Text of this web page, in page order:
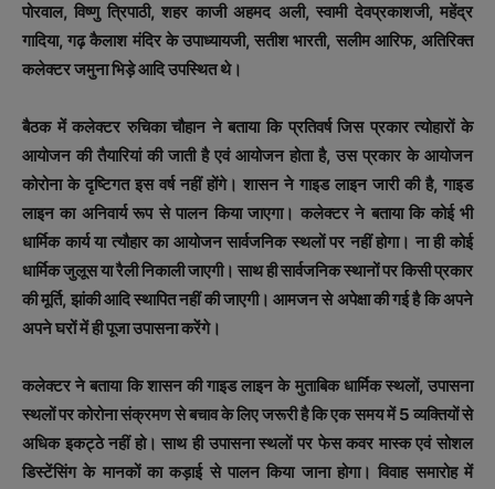
पोरवाल, विष्णु त्रिपाठी, शहर काजी अहमद अली, स्वामी देवप्रकाशजी, महेंद्र
गादिया, गढ़ कैलाश मंदिर के उपाध्यायजी, सतीश भारती, सलीम आरिफ, अतिरिक्त
कलेक्टर जमुना भिड़े आदि उपस्थित थे।
बैठक में कलेक्टर रुचिका चौहान ने बताया कि प्रतिवर्ष जिस प्रकार त्योहारों के
आयोजन की तैयारियां की जाती है एवं आयोजन होता है, उस प्रकार के आयोजन
कोरोना के दृष्टिगत इस वर्ष नहीं होंगे। शासन ने गाइड लाइन जारी की है, गाइड
लाइन का अनिवार्य रूप से पालन किया जाएगा। कलेक्टर ने बताया कि कोई भी
धार्मिक कार्य या त्यौहार का आयोजन सार्वजनिक स्थलों पर नहीं होगा। ना ही कोई
धार्मिक जुलूस या रैली निकाली जाएगी। साथ ही सार्वजनिक स्थानों पर किसी प्रकार
की मूर्ति, झांकी आदि स्थापित नहीं की जाएगी। आमजन से अपेक्षा की गई है कि अपने
अपने घरों में ही पूजा उपासना करेंगे।
कलेक्टर ने बताया कि शासन की गाइड लाइन के मुताबिक धार्मिक स्थलों, उपासना
स्थलों पर कोरोना संक्रमण से बचाव के लिए जरूरी है कि एक समय में 5 व्यक्तियों से
अधिक इकट्ठे नहीं हो। साथ ही उपासना स्थलों पर फेस कवर मास्क एवं सोशल
डिस्टेंसिंग के मानकों का कड़ाई से पालन किया जाना होगा। विवाह समारोह में